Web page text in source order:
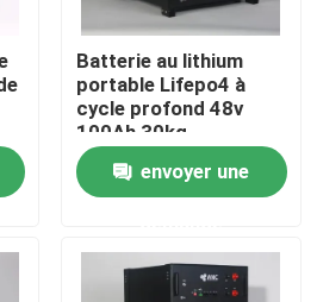
de ménage
Batterie au lithium
portable Lifepo4 à
cycle profond 48v
100Ah 30kg
envoyer une